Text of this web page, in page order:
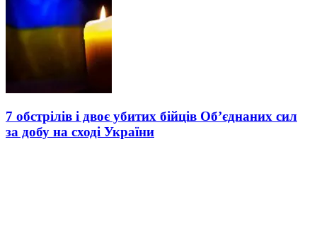
7 обстрілів і двоє убитих бійців Об’єднаних сил
за добу на сході України